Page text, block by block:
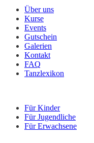
Über uns
Kurse
Events
Gutschein
Galerien
Kontakt
FAQ
Tanzlexikon
Für Kinder
Für Jugendliche
Für Erwachsene